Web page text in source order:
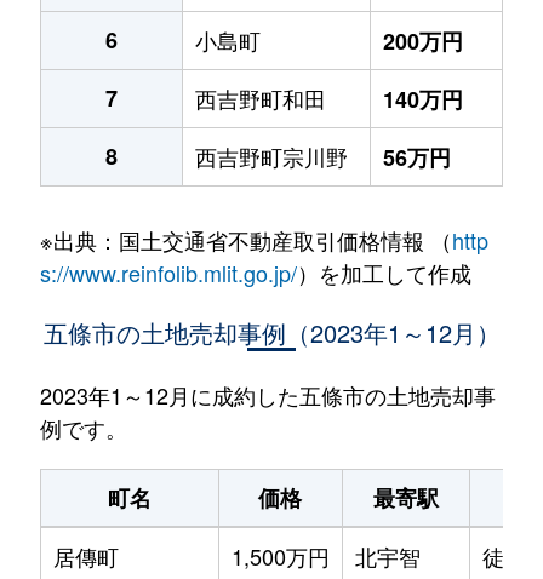
6
小島町
200万円
7
西吉野町和田
140万円
8
西吉野町宗川野 56万円
※出典：国土交通省不動産取引価格情報 （http
s://www.reinfolib.mlit.go.jp/）を加工して作成
五條市の土地売却事例（2023年1～12月）
2023年1～12月に成約した五條市の土地売却事
例です。
町名 価格 最寄駅
居傳町
1,500万円 北宇智
徒歩